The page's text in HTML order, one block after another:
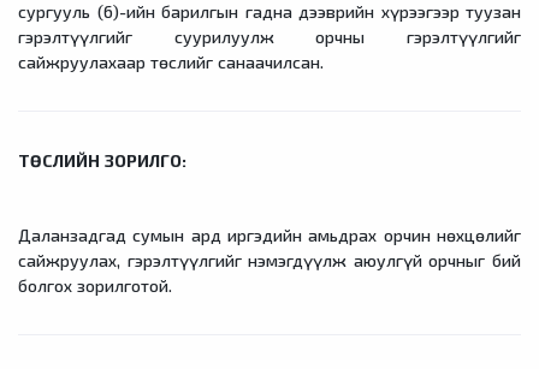
сургууль (6)-ийн барилгын гадна дээврийн хүрээгээр туузан
гэрэлтүүлгийг суурилуулж орчны гэрэлтүүлгийг
сайжруулахаар төслийг санаачилсан.
ТӨСЛИЙН ЗОРИЛГО:
Даланзадгад сумын ард иргэдийн амьдрах орчин нөхцөлийг
сайжруулах, гэрэлтүүлгийг нэмэгдүүлж аюулгүй орчныг бий
болгох зорилготой.